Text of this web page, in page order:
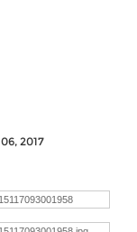
2017